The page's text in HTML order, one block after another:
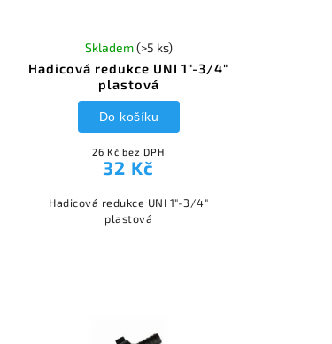
Hadicová redukce UNI 1"-3/4"
plastová
Skladem(>5 ks)
26 Kč bez DPH
32 Kč
Do košíku
Hadicová redukce UNI 1"-3/4"
plastová